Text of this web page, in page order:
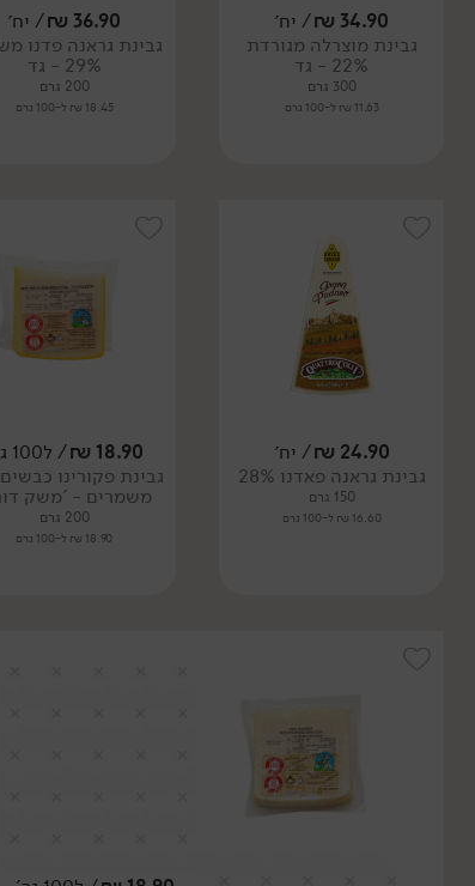
34.90
₪/ יח׳
גבינת מוצרלה מגורדת
22% - גד
300 גרם
11.63 ₪ ל-100 גרם
36.90
₪/ יח׳
גבינת גראנה פדנו
29% - גד
200 גרם
18.45 ₪ ל-100 גרם
24.90
₪/ יח׳
גבינת גראנה פאדנו 28%
150 גרם
16.60 ₪ ל-100 גרם
18.90
₪/ ל100 גר'
גבינת פקורינו
משמרים - 'משק
200 גרם
18.90 ₪ ל-100 גרם